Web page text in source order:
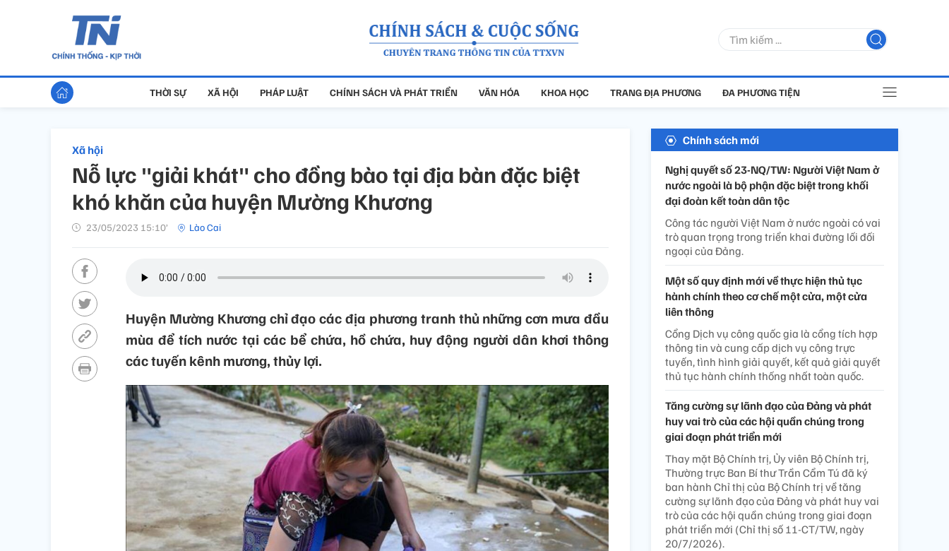
THỜI SỰ XÃ HỘI PHÁP LUẬT CHÍNH SÁCH VÀ PHÁT TRIỂN VĂN HÓA KHOA HỌC TRANG ĐỊA PHƯƠNG ĐA PHƯƠNG TIỆN
Xã hội
Nỗ lực "giải khát" cho đồng bào tại địa bàn đặc biệt
khó khăn của huyện Mường Khương
23/05/2023 15:10’ Lào Cai
Huyện Mường Khương chỉ đạo các địa phương tranh thủ những cơn mưa đầu
mùa để tích nước tại các bể chứa, hồ chứa, huy động người dân khơi thông
các tuyến kênh mương, thủy lợi.
Chính sách mới
Nghị quyết số 23-NQ/TW: Người Việt Nam ở
nước ngoài là bộ phận đặc biệt trong khối
đại đoàn kết toàn dân tộc
Công tác người Việt Nam ở nước ngoài có vai
trò quan trọng trong triển khai đường lối đối
ngoại của Đảng.
Một số quy định mới về thực hiện thủ tục
hành chính theo cơ chế một cửa, một cửa
liên thông
Cổng Dịch vụ công quốc gia là cổng tích hợp
thông tin và cung cấp dịch vụ công trực
tuyến, tình hình giải quyết, kết quả giải quyết
thủ tục hành chính thống nhất toàn quốc.
Tăng cường sự lãnh đạo của Đảng và phát
huy vai trò của các hội quần chúng trong
giai đoạn phát triển mới
Thay mặt Bộ Chính trị, Ủy viên Bộ Chính trị,
Thường trực Ban Bí thư Trần Cẩm Tú đã ký
ban hành Chỉ thị của Bộ Chính trị về tăng
cường sự lãnh đạo của Đảng và phát huy vai
trò của các hội quần chúng trong giai đoạn
phát triển mới (Chỉ thị số 11-CT/TW, ngày
20/7/2026).